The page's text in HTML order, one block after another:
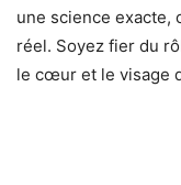
une science exacte,
réel. Soyez fier du
le cœur et le visage